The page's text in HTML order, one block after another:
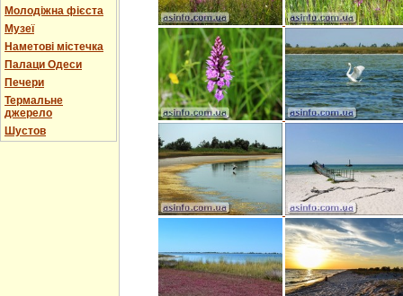
Молодіжна фієста
Музеї
Наметові містечка
Палаци Одеси
Печери
Термальне
джерело
Шустов